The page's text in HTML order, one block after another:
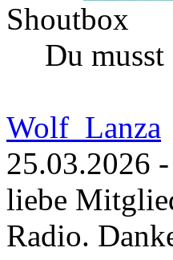
Shoutbox
Du
Wolf_Lanza
25.03.2026
liebe
Radio.